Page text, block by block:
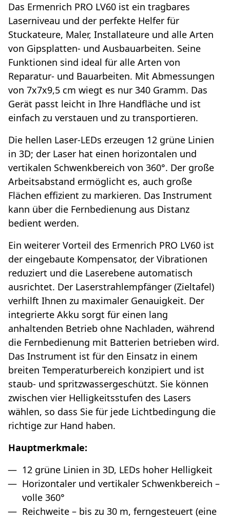
Das Ermenrich PRO LV60 ist ein tragbares
Laserniveau und der perfekte Helfer für
Stuckateure, Maler, Installateure und alle Arten
von Gipsplatten- und Ausbauarbeiten. Seine
Funktionen sind ideal für alle Arten von
Reparatur- und Bauarbeiten. Mit Abmessungen
von 7x7x9,5 cm wiegt es nur 340 Gramm. Das
Gerät passt leicht in Ihre Handfläche und ist
einfach zu verstauen und zu transportieren.
Die hellen Laser-LEDs erzeugen 12 grüne Linien
in 3D; der Laser hat einen horizontalen und
vertikalen Schwenkbereich von 360°. Der große
Arbeitsabstand ermöglicht es, auch große
Flächen effizient zu markieren. Das Instrument
kann über die Fernbedienung aus Distanz
bedient werden.
Ein weiterer Vorteil des Ermenrich PRO LV60 ist
der eingebaute Kompensator, der Vibrationen
reduziert und die Laserebene automatisch
ausrichtet. Der Laserstrahlempfänger (Zieltafel)
verhilft Ihnen zu maximaler Genauigkeit. Der
integrierte Akku sorgt für einen lang
anhaltenden Betrieb ohne Nachladen, während
die Fernbedienung mit Batterien betrieben wird.
Das Instrument ist für den Einsatz in einem
breiten Temperaturbereich konzipiert und ist
staub- und spritzwassergeschützt. Sie können
zwischen vier Helligkeitsstufen des Lasers
wählen, so dass Sie für jede Lichtbedingung die
richtige zur Hand haben.
Hauptmerkmale:
12 grüne Linien in 3D, LEDs hoher Helligkeit
Horizontaler und vertikaler Schwenkbereich –
volle 360°
Reichweite – bis zu 30 m, ferngesteuert (eine